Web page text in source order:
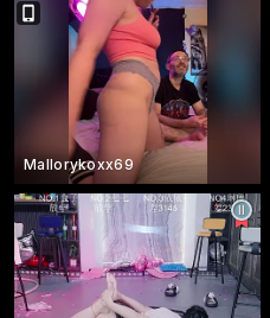
Mallorykoxx69